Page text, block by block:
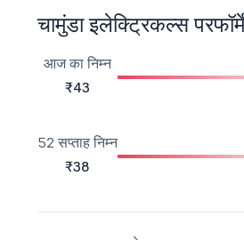
चामुंडा इलेक्ट्रिकल्स
आज का निम्न
₹43
52 सप्ताह निम्न
₹38